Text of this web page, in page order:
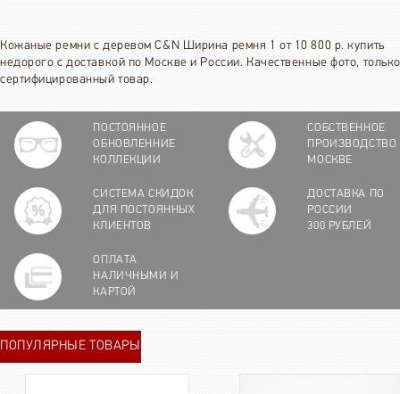
Кожаные ремни с деревом C&N Ширина ремня 1 от 10 800 р. купить
недорого с доставкой по Москве и России. Качественные фото, только
сертифицированный товар.
ПОСТОЯННОЕ
ОБНОВЛЕННИЕ
КОЛЛЕКЦИИ
СОБСТВЕННОЕ
ПРОИЗВОДСТВО
МОСКВЕ
СИСТЕМА СКИДОК
ДЛЯ ПОСТОЯННЫХ
КЛИЕНТОВ
ДОСТАВКА ПО
РОССИИ
300 РУБЛЕЙ
ОПЛАТА
НАЛИЧНЫМИ И
КАРТОЙ
ПОПУЛЯРНЫЕ ТОВАРЫ